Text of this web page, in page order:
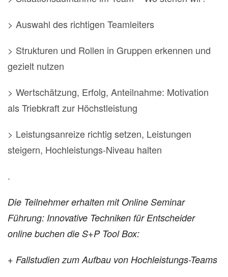
> Auswahl des richtigen Teamleiters
> Strukturen und Rollen in Gruppen erkennen und
gezielt nutzen
> Wertschätzung, Erfolg, Anteilnahme: Motivation
als Triebkraft zur Höchstleistung
> Leistungsanreize richtig setzen, Leistungen
steigern, Hochleistungs-Niveau halten
.
Die Teilnehmer erhalten mit Online Seminar
Führung: Innovative Techniken für Entscheider
online buchen die S+P Tool Box:
+ Fallstudien zum Aufbau von Hochleistungs-Teams